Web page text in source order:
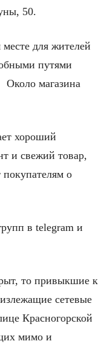
50.
для жителей
путями
Около магазина
хороший
и свежий товар,
о
в telegram и
то привыкшие к
сетевые
Красногорской
мимо и